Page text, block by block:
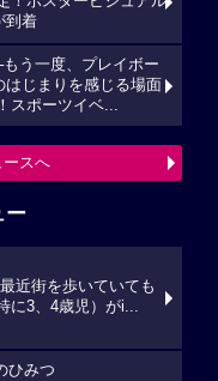
到着
もう一度、プレイボー
はじまりを感じる場面
スポーツイベ...
スへ
ー
最近街を歩いていても
に3、4歳児）がi...
ひみつ